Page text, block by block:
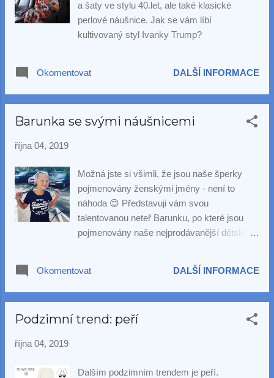
a šaty ve stylu 40.let, ale také klasické
perlové náušnice. Jak se vám líbí
kultivovaný styl Ivanky Trump?
Okomentovat DALŠÍ INFORMACE
Barunka se svými náušnicemi
října 04, 2019
Možná jste si všimli, že jsou naše šperky
pojmenovány ženskými jmény - není to
náhoda 😊 Představuji vám svou
talentovanou neteř Barunku, po které jsou
pojmenovány naše nejprodávanější dětské
Okomentovat DALŠÍ INFORMACE
Podzimní trend: peří
října 04, 2019
Dalším podzimním trendem je peří.